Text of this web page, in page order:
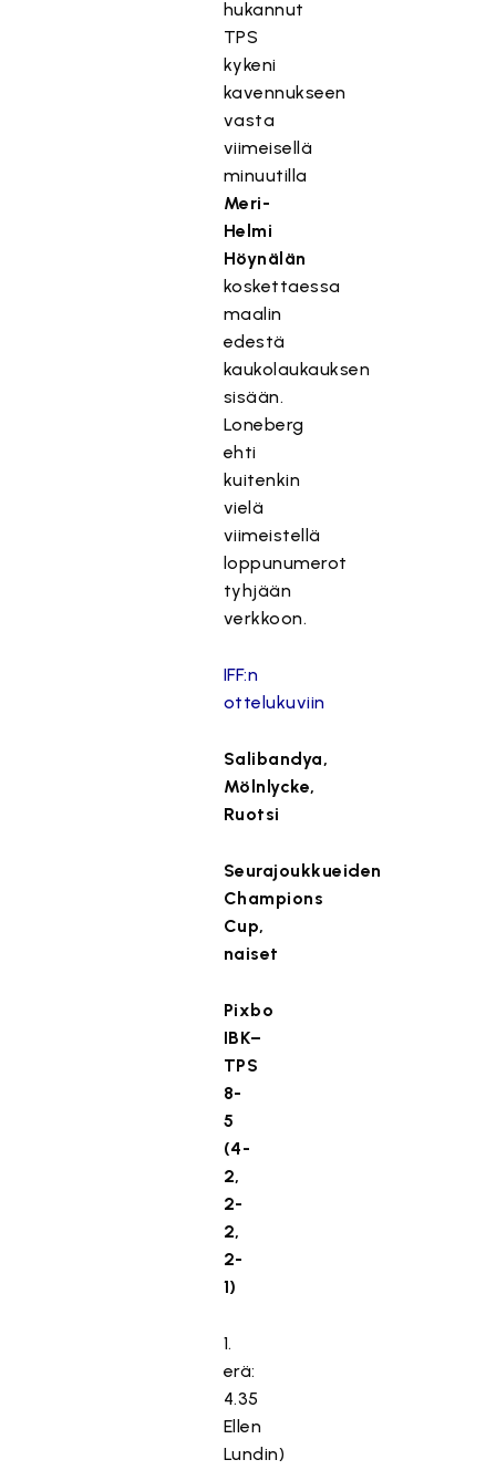
hukannut
TPS
kykeni
kavennukseen
vasta
viimeisellä
minuutilla
Meri-
Helmi
Höynälän
koskettaessa
maalin
edestä
kaukolaukauksen
sisään.
Loneberg
ehti
kuitenkin
vielä
viimeistellä
loppunumerot
tyhjään
verkkoon.
IFF:n
ottelukuviin
Salibandya,
Mölnlycke,
Ruotsi
Seurajoukkueiden
Champions
Cup,
naiset
Pixbo
IBK–
TPS
8-
5
(4-
2,
2-
2,
2-
1)
1.
erä:
4.35
Ellen
Lundin)